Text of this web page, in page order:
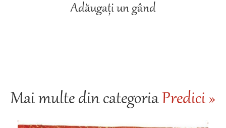
Adăugați un gând
Mai multe din categoriaPredici »